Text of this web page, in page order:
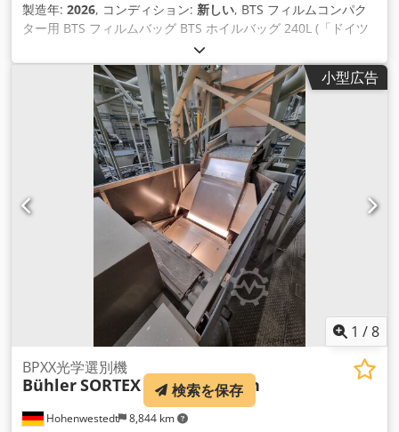
製造年: 2026, コンディション: 新しい, BTS フィルムコンパク
ター用 BTS フィルムバッグ BTS ホイルバッグ 240L (「ドイツ
製」) 透明で高品質の再生LDPE製 1ロール10袋/1箱10ロール
Crodpfx Aoi Dbfpsgnof フィルムコンパクター、コンパクショ
ンスタンド、フィルムコレクター、フィルムディスポーザー、
リサイクルコレクター、リサイクル回収袋 、リサイクル回収
袋、リサイクル回収袋、リサイクル回収袋
小型広告
1 /8
Hohenwestedt 8,844 km
BPXX光学選別機
BühlerSORTEX E1E PolyVision
検索を保存